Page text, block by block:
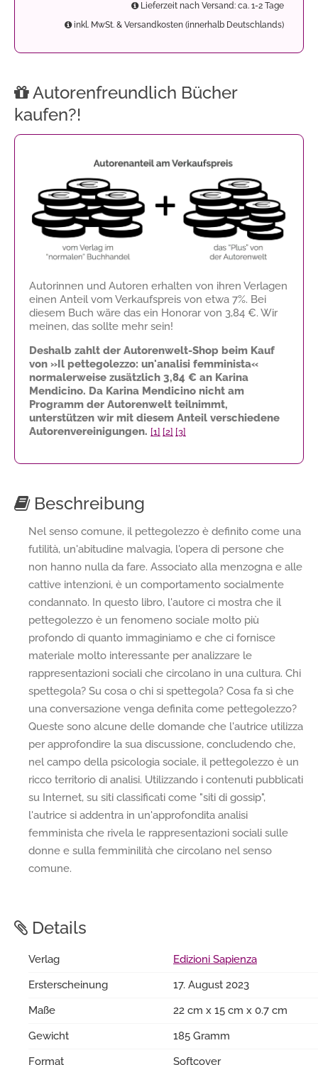
Lieferzeit nach Versand: ca. 1-2 Tage
inkl. MwSt. & Versandkosten (innerhalb Deutschlands)
Autorenfreundlich Bücher
kaufen?!
Autorinnen und Autoren erhalten von ihren Verlagen
einen Anteil vom Verkaufspreis von etwa 7%. Bei
diesem Buch wäre das ein Honorar von 3,84 €. Wir
meinen, das sollte mehr sein!
Deshalb zahlt der Autorenwelt-Shop beim Kauf
von »Il pettegolezzo: un'analisi femminista«
normalerweise zusätzlich 3,84 € an Karina
Mendicino. Da Karina Mendicino nicht am
Programm der Autorenwelt teilnimmt,
unterstützen wir mit diesem Anteil verschiedene
Autorenvereinigungen. [1] [2] [3]
Beschreibung
Nel senso comune, il pettegolezzo è definito come una
futilità, un'abitudine malvagia, l'opera di persone che
non hanno nulla da fare. Associato alla menzogna e alle
cattive intenzioni, è un comportamento socialmente
condannato. In questo libro, l'autore ci mostra che il
pettegolezzo è un fenomeno sociale molto più
profondo di quanto immaginiamo e che ci fornisce
materiale molto interessante per analizzare le
rappresentazioni sociali che circolano in una cultura. Chi
spettegola? Su cosa o chi si spettegola? Cosa fa sì che
una conversazione venga definita come pettegolezzo?
Queste sono alcune delle domande che l'autrice utilizza
per approfondire la sua discussione, concludendo che,
nel campo della psicologia sociale, il pettegolezzo è un
ricco territorio di analisi. Utilizzando i contenuti pubblicati
su Internet, su siti classificati come "siti di gossip",
l'autrice si addentra in un'approfondita analisi
femminista che rivela le rappresentazioni sociali sulle
donne e sulla femminilità che circolano nel senso
comune.
Details
Verlag
Edizioni Sapienza
Ersterscheinung
17. August 2023
Maße
22 cm x 15 cm x 0.7 cm
Gewicht
185 Gramm
Format
Softcover